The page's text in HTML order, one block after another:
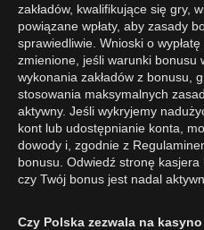
zakładów, kwalifikujące się gry,
powiązane wpłaty, aby zasady
sprawiedliwie. Wnioski o
zmienione, jeśli warunki bonusu
wykonania zakładów z bonusu,
stosowania maksymalnych
aktywny. Jeśli wykryjemy
kont lub udostępnianie konta,
dowody i, zgodnie z
bonusu. Odwiedź stronę kasjera
czy Twój bonus jest nadal
Czy Polska zezwala na